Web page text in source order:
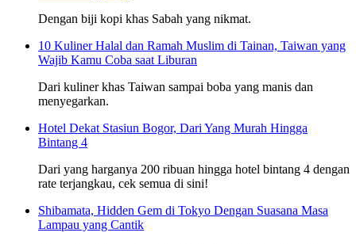
Dengan biji kopi khas Sabah yang nikmat.
10 Kuliner Halal dan Ramah Muslim di Tainan, Taiwan yang
Wajib Kamu Coba saat Liburan
Dari kuliner khas Taiwan sampai boba yang manis dan
menyegarkan.
Hotel Dekat Stasiun Bogor, Dari Yang Murah Hingga
Bintang 4
Dari yang harganya 200 ribuan hingga hotel bintang 4 dengan
rate terjangkau, cek semua di sini!
Shibamata, Hidden Gem di Tokyo Dengan Suasana Masa
Lampau yang Cantik